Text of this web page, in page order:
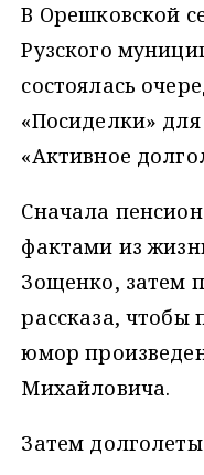
В Орешковской
Рузского
состоялась
«Посиделки»
«Активное
Сначала
фактами из
Зощенко, затем
рассказа, чтобы
юмор
Михайловича.
Затем